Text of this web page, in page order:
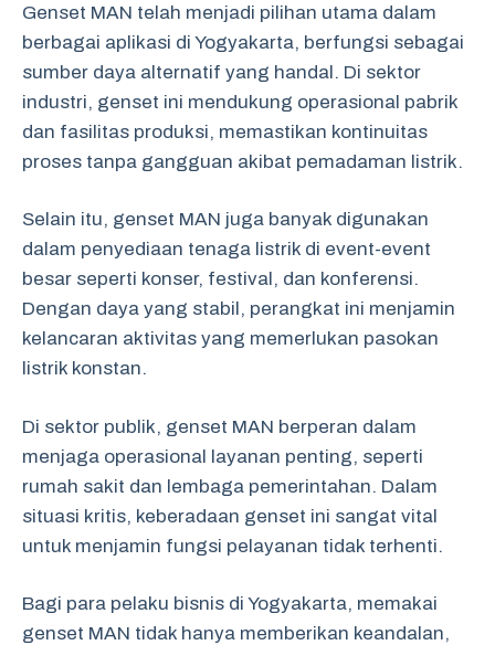
Genset MAN telah menjadi pilihan utama dalam
berbagai aplikasi di Yogyakarta, berfungsi sebagai
sumber daya alternatif yang handal. Di sektor
industri, genset ini mendukung operasional pabrik
dan fasilitas produksi, memastikan kontinuitas
proses tanpa gangguan akibat pemadaman listrik.
Selain itu, genset MAN juga banyak digunakan
dalam penyediaan tenaga listrik di event-event
besar seperti konser, festival, dan konferensi.
Dengan daya yang stabil, perangkat ini menjamin
kelancaran aktivitas yang memerlukan pasokan
listrik konstan.
Di sektor publik, genset MAN berperan dalam
menjaga operasional layanan penting, seperti
rumah sakit dan lembaga pemerintahan. Dalam
situasi kritis, keberadaan genset ini sangat vital
untuk menjamin fungsi pelayanan tidak terhenti.
Bagi para pelaku bisnis di Yogyakarta, memakai
genset MAN tidak hanya memberikan keandalan,